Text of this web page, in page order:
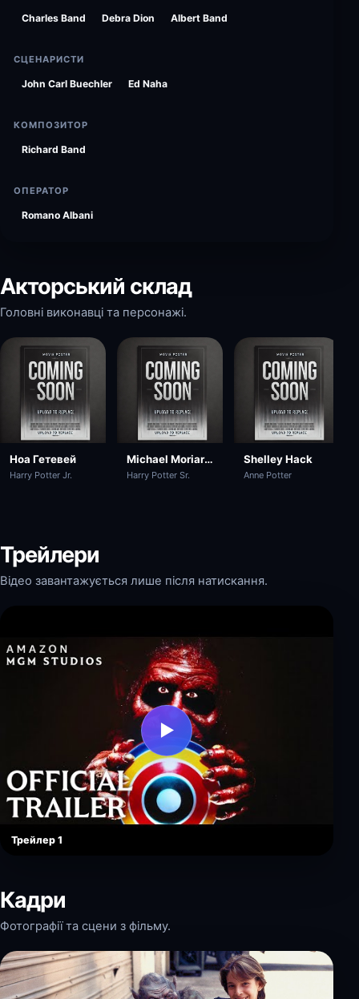
Charles Band Debra Dion Albert Band
СЦЕНАРИСТИ
John Carl Buechler Ed Naha
КОМПОЗИТОР
Richard Band
ОПЕРАТОР
Romano Albani
Акторський склад
Головні виконавці та персонажі.
Ноа Гетевей
Harry Potter Jr.
Michael Moriarty
Harry Potter Sr.
Shelley Hack
Anne Potter
Трейлери
Відео завантажується лише після натискання.
▶
Трейлер 1
Кадри
Фотографії та сцени з фільму.